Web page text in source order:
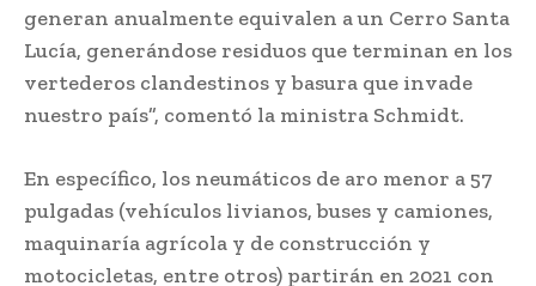
generan anualmente equivalen a un Cerro Santa
Lucía, generándose residuos que terminan en los
vertederos clandestinos y basura que invade
nuestro país”, comentó la ministra Schmidt.
En específico, los neumáticos de aro menor a 57
pulgadas (vehículos livianos, buses y camiones,
maquinaría agrícola y de construcción y
motocicletas, entre otros) partirán en 2021 con